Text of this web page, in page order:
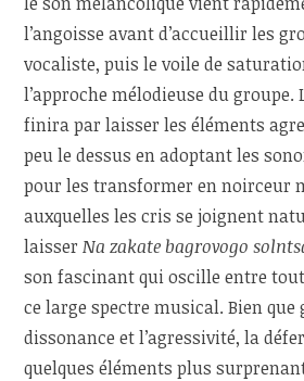
l’angoisse avant d’accueillir les
vocaliste, puis le voile de
l’approche mélodieuse du
finira par laisser les éléments
peu le dessus en adoptant les
pour les transformer en noirceur
auxquelles les cris se joignent
laisserNa zakate bagrovogo
son fascinant qui oscille entre
ce large spectre musical. Bien que
dissonance et l’agressivité, la
quelques éléments plus